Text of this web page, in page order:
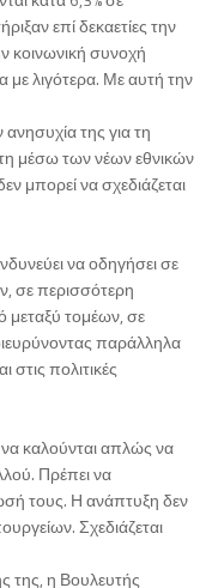
επί δεκαετίες την
κοινωνική συνοχή
λιγότερα. Με αυτή την
της για τη
μέσω των νέων εθνικών
μπορεί να σχεδιάζεται
να οδηγήσει σε
σε περισσότερη
μεταξύ τομέων, σε
παράλληλα
πολιτικές
να καλούνται απλώς να
Πρέπει να
τους. Η ανάπτυξη δεν
Σχεδιάζεται
της, η Βουλευτής